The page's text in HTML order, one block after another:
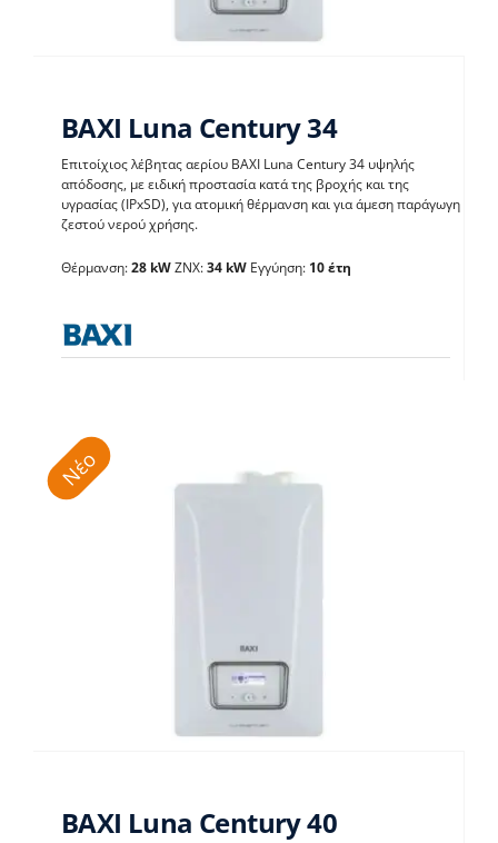
BAXI Luna Century 34
Λέβητες με άμεση παραγωγή ΖΝX
BAXI Luna Century 34
Επιτοίχιος λέβητας αερίου BAXI Luna Century 34 υψηλής
απόδοσης, με ειδική προστασία κατά της βροχής και της
υγρασίας (IPxSD), για ατομική θέρμανση και για άμεση παράγωγη
ζεστού νερού χρήσης.
Θέρμανση:28 kWΖΝΧ:34 kWΕγγύηση: 10 έτη
Νέο
BAXI Luna Century 40